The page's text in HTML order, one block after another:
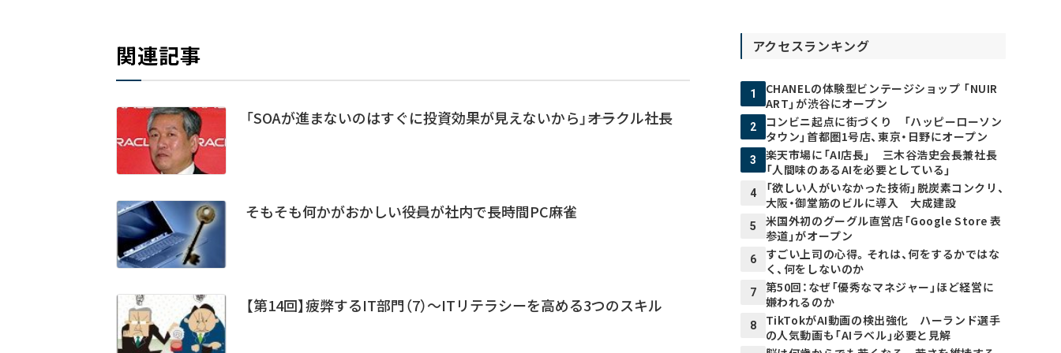
関連記事
「SOAが進まないのはすぐに投資効果が見えないから」――オラクル社長
そもそも何かがおかしい――役員が社内で長時間PC麻雀
【第14回】疲弊するIT部門（7）～ITリテラシーを高める3つのスキル
アクセスランキング
1
CHANELの体験型ビンテージショップ 「NUIR
ART」が渋谷にオープン
2
コンビニ起点に街づくり 「ハッピーローソン
タウン」首都圏1号店、東京・日野にオープン
3
楽天市場に「AI店長」 三木谷浩史会長兼社長
「人間味のあるAIを必要としている」
4
「欲しい人がいなかった技術」脱炭素コンクリ、
大阪・御堂筋のビルに導入 大成建設
5
米国外初のグーグル直営店「Google Store 表
参道」がオープン
6
すごい上司の心得。それは、何をするかではな
く、何をしないのか
7
第50回：なぜ「優秀なマネジャー」ほど経営に
嫌われるのか
8
TikTokがAI動画の検出強化 ハーランド選手
の人気動画も「AIラベル」必要と見解